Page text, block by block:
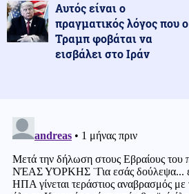
Αυτός είναι ο
πραγματικός λόγος που ο
Τραμπ φοβάται να
εισβάλει στο Ιράν